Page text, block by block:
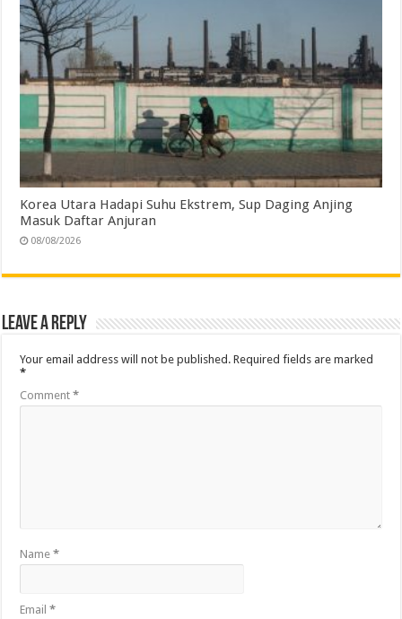
Korea Utara Hadapi Suhu Ekstrem, Sup Daging Anjing
Masuk Daftar Anjuran
08/08/2026
Leave a Reply
Your email address will not be published. Required fields are marked
*
Comment*
Name*
Email*